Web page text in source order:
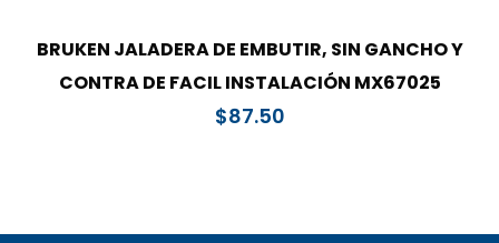
BRUKEN JALADERA DE EMBUTIR, SIN GANCHO Y
CONTRA DE FACIL INSTALACIÓN MX67025
$87.50